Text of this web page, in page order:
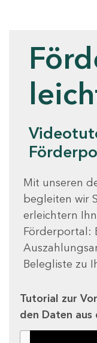
Mit unseren
begleiten wir
erleichtern
Förderportal:
Belegliste zu
Tutorial zur
den Daten aus